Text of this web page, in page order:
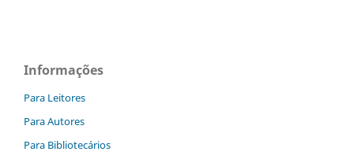
Informações
Para Leitores
Para Autores
Para Bibliotecários